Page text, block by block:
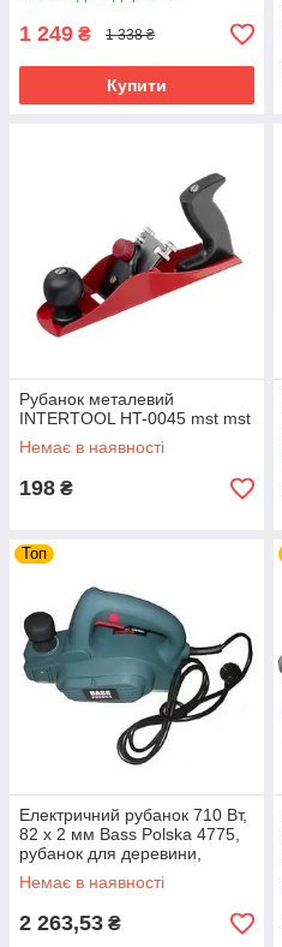
1 249 ₴ 1 338 ₴
Купити
Рубанок металевий
INTERTOOL HT-0045 mst mst
Немає в наявності
198 ₴
Топ
Електричний рубанок 710 Вт,
82 x 2 мм Bass Polska 4775,
рубанок для деревини,
рубанок з регулюванням
глибини
Немає в наявності
2 263,53 ₴